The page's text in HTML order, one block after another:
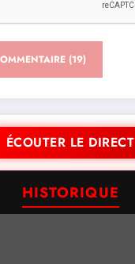
ÉCOUTER LE DIRECT
HISTORIQUE